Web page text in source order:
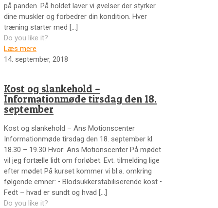
på panden. På holdet laver vi øvelser der styrker
dine muskler og forbedrer din kondition. Hver
træning starter med […]
Do you like it?
Læs mere
14. september, 2018
Kost og slankehold –
Informationmøde tirsdag den 18.
september
Kost og slankehold – Ans Motionscenter
Informationmøde tirsdag den 18. september kl.
18.30 – 19.30 Hvor: Ans Motionscenter På mødet
vil jeg fortælle lidt om forløbet. Evt. tilmelding lige
efter mødet På kurset kommer vi bl.a. omkring
følgende emner: • Blodsukkerstabiliserende kost •
Fedt – hvad er sundt og hvad […]
Do you like it?